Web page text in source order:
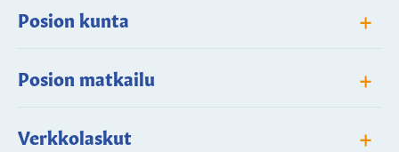
Posion kunta +
Posion matkailu +
Verkkolaskut +